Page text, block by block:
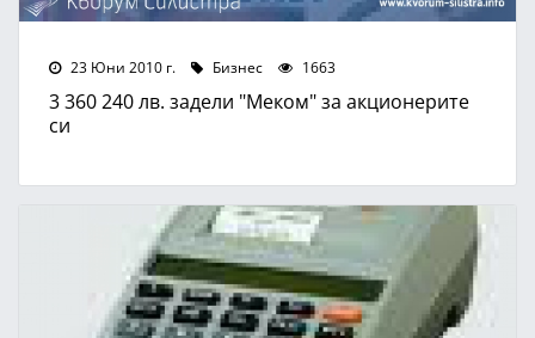
23 Юни 2010 г. Бизнес 1663
3 360 240 лв. задели "Меком" за акционерите
си